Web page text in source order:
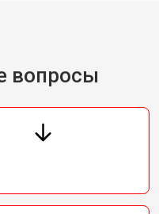
вопросы